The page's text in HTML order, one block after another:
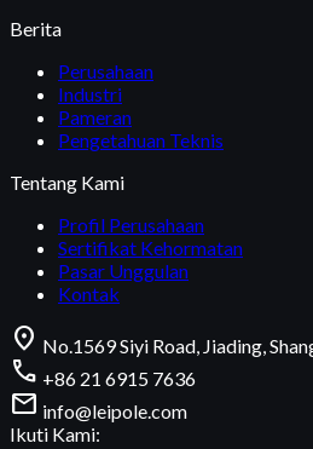
Berita
Perusahaan
Industri
Pameran
Pengetahuan Teknis
Tentang Kami
Profil Perusahaan
Sertifikat Kehormatan
Pasar Unggulan
Kontak
location_on No.1569 Siyi Road, Jiading,
call +86 21 6915 7636
mail info@leipole.com
Ikuti Kami: